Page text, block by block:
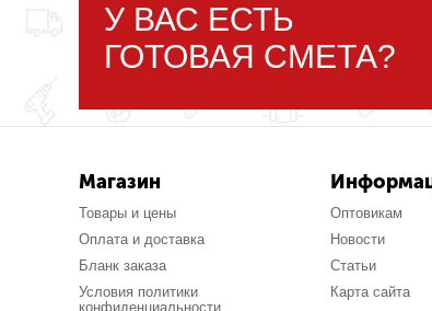
У ВАС ЕСТЬ
ГОТОВАЯ СМЕТА?
Магазин
Товары и цены
Оплата и доставка
Бланк заказа
Условия политики
конфиденциальности
Оптовикам
Новости
Статьи
Карта сайта